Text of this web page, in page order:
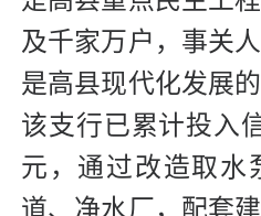
及千家万户，事关
是高县现代化发展
该支行已累计投入
元，通过改造取水
道、净水厂，配套